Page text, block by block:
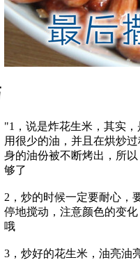
"1，说是炸花生米，其实，
用很少的油，并且在烘炒
身的油份被不断烤出，所
够了
2，炒的时候一定要耐心，
停地搅动，注意颜色的变
哦
3，炒好的花生米，油亮油